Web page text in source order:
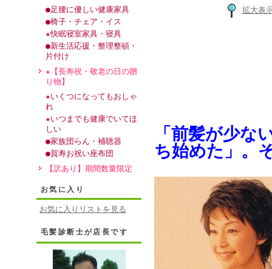
●足腰に優しい健康家具
●椅子・チェア・イス
★快眠寝室家具・寝具
●新生活応援・整理整頓・
片付け
★【長寿祝・敬老の日の贈
り物】
★いくつになってもおしゃ
れ
★いつまでも健康でいてほ
しい
●家族団らん・補聴器
●賀寿お祝い座布団
【訳あり】期間数量限定
お気に入り
お気に入りリストを見る
毛髪診断士が店長です
拡大表
「前髪が少な
ち始めた」。